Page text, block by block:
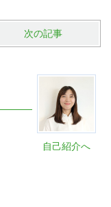
次の記事
自己紹介へ